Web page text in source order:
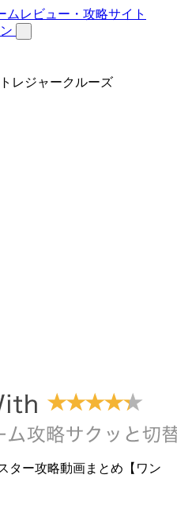
レジャークルーズ
ター攻略動画まとめ【ワン